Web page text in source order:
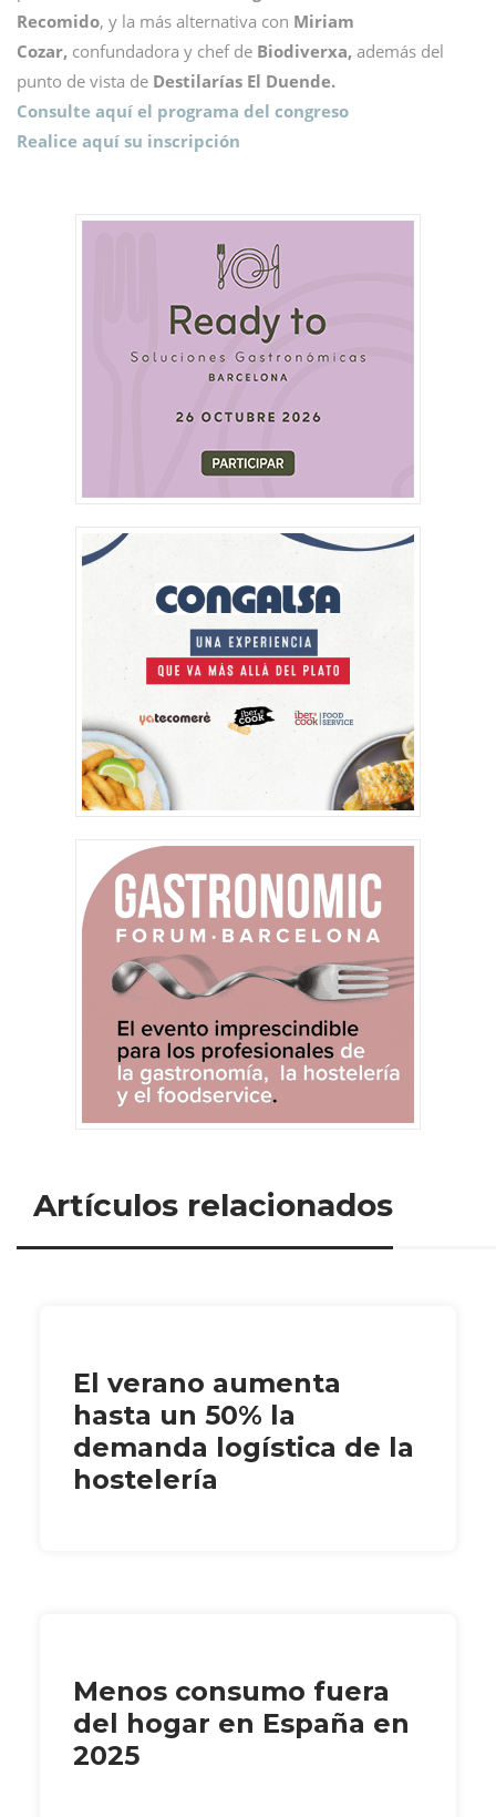
Recomido, y la más alternativa con Miriam
Cozar, confundadora y chef de Biodiverxa, además del
punto de vista de Destilarías El Duende.
Consulte aquí el programa del congreso
Realice aquí su inscripción
Artículos relacionados
El verano aumenta
hasta un 50% la
demanda logística de la
hostelería
Menos consumo fuera
del hogar en España en
2025